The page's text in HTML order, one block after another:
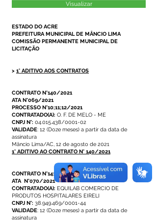
Visualizar
ESTADO DO ACRE
PREFEITURA MUNICIPAL DE MÂNCIO LIMA
COMISSÃO PERMANENTE MUNICIPAL DE
LICITAÇÃO
> 1° ADITIVO AOS CONTRATOS
CONTRATO N°140/2021
ATA N°069/2021
PROCESSO N°10;11;12/2021
CONTRATADO(A): O. F. DE MELO - ME
CNPJ N°: 04.015.438/0001-02
VALIDADE: 12 (Doze meses) a partir da data de
assinatura
Mâncio Lima/AC, 12 de agosto de 2021
1° ADITIVO AO CONTRATO N° 140/2021
CONTRATO N°141/2021
ATA N°070/2021
CONTRATADO(A): EQUILAB COMERCIO DE
PRODUTOS HOSPITALARES EIRELI
CNPJ N°: 38.949.469/0001-44
VALIDADE: 12 (Doze meses) a partir da data de
assinatura